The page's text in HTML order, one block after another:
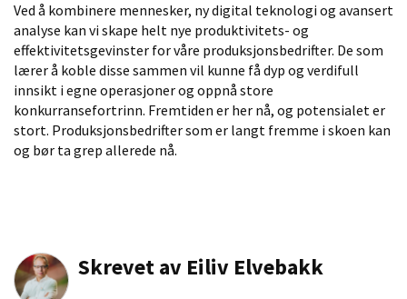
Ved å kombinere mennesker, ny digital teknologi og avansert
analyse kan vi skape helt nye produktivitets- og
effektivitetsgevinster for våre produksjonsbedrifter. De som
lærer å koble disse sammen vil kunne få dyp og verdifull
innsikt i egne operasjoner og oppnå store
konkurransefortrinn. Fremtiden er her nå, og potensialet er
stort. Produksjonsbedrifter som er langt fremme i skoen kan
og bør ta grep allerede nå.
Skrevet av Eiliv Elvebakk